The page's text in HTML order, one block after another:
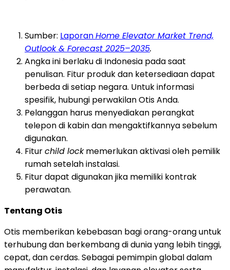
Sumber: LaporanHome Elevator Market Trend,
Outlook & Forecast 2025–2035.
Angka ini berlaku di Indonesia pada saat
penulisan. Fitur produk dan ketersediaan dapat
berbeda di setiap negara. Untuk informasi
spesifik, hubungi perwakilan Otis Anda.
Pelanggan harus menyediakan perangkat
telepon di kabin dan mengaktifkannya sebelum
digunakan.
Fiturchild lockmemerlukan aktivasi oleh pemilik
rumah setelah instalasi.
Fitur dapat digunakan jika memiliki kontrak
perawatan.
Tentang Otis
Otis memberikan kebebasan bagi orang-orang untuk
terhubung dan berkembang di dunia yang lebih tinggi,
cepat, dan cerdas. Sebagai pemimpin global dalam